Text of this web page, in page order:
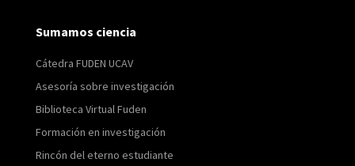
Sumamos ciencia
Cátedra FUDEN UCAV
Asesoría sobre investigación
Biblioteca Virtual Fuden
Formación en investigación
Rincón del eterno estudiante